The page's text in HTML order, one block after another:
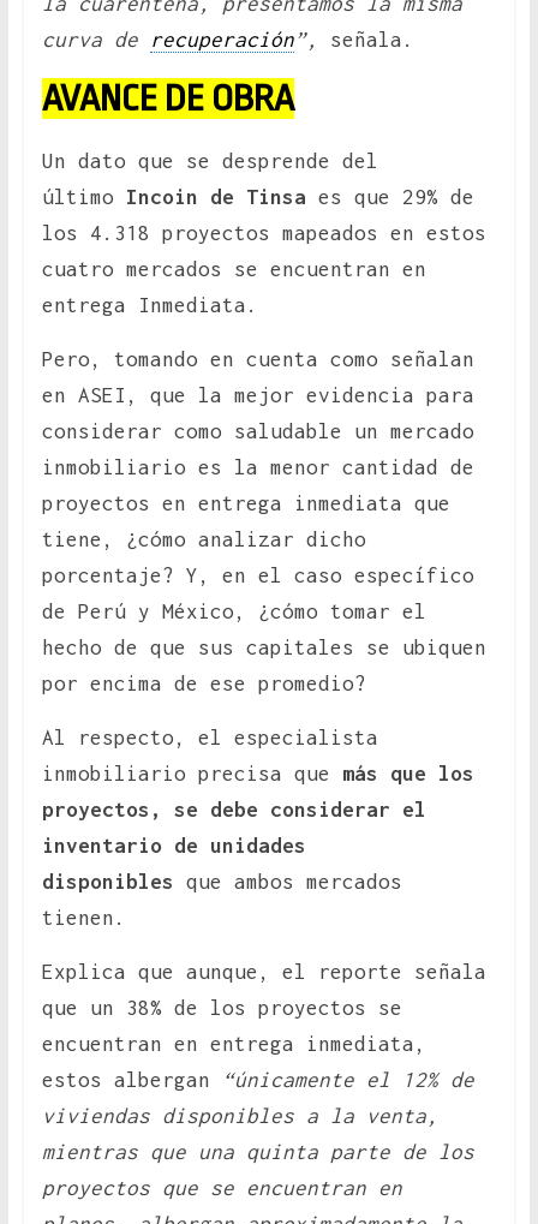
curva de recuperación”, señala.
AVANCE DE OBRA
Un dato que se desprende del
último Incoin de Tinsa es que 29% de
los 4.318 proyectos mapeados en estos
cuatro mercados se encuentran en
entrega Inmediata.
Pero, tomando en cuenta como señalan
en ASEI, que la mejor evidencia para
considerar como saludable un mercado
inmobiliario es la menor cantidad de
proyectos en entrega inmediata que
tiene, ¿cómo analizar dicho
porcentaje? Y, en el caso específico
de Perú y México, ¿cómo tomar el
hecho de que sus capitales se ubiquen
por encima de ese promedio?
Al respecto, el especialista
inmobiliario precisa que más que los
proyectos, se debe considerar el
inventario de unidades
disponibles que ambos mercados
tienen.
Explica que aunque, el reporte señala
que un 38% de los proyectos se
encuentran en entrega inmediata,
estos albergan
“únicamente el 12% de
viviendas disponibles a la venta,
mientras que una quinta parte de los
proyectos que se encuentran en